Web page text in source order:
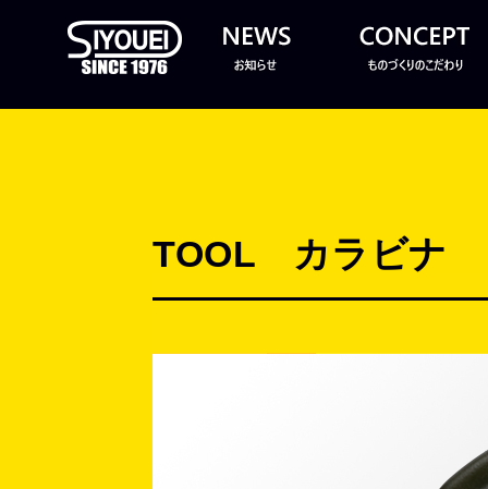
TOOL カラビナ